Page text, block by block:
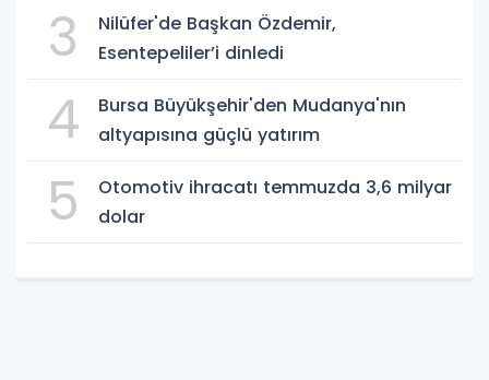
3
Nilüfer'de Başkan Özdemir,
Esentepeliler’i dinledi
4
Bursa Büyükşehir'den Mudanya'nın
altyapısına güçlü yatırım
5
Otomotiv ihracatı temmuzda 3,6 milyar
dolar